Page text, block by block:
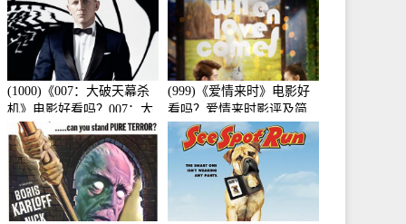
(1000)《007：大破天幕杀
机》电影好看吗？007：大
破天幕杀机影评及简介
(999)《爱情来时》电影好
看吗？爱情来时影评及简
介